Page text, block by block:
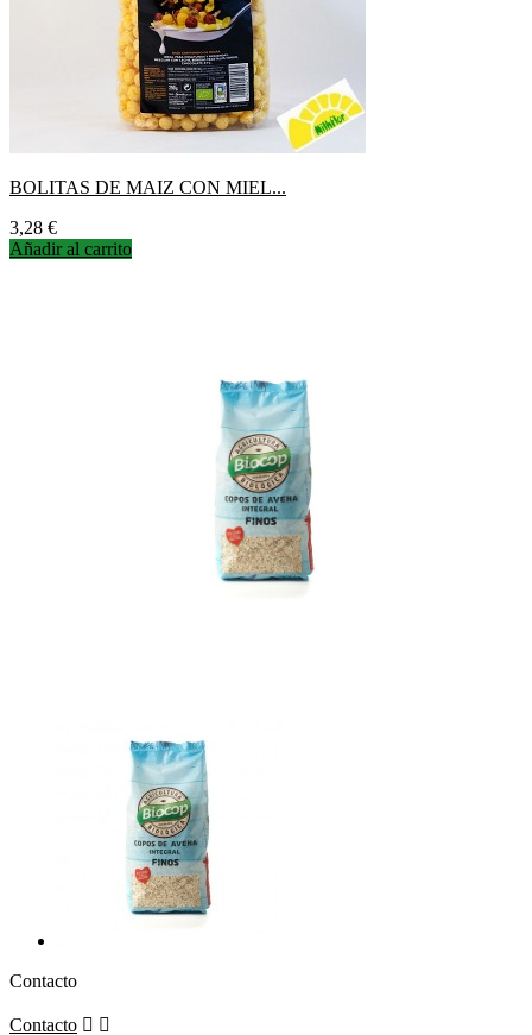
BOLITAS DE MAIZ CON MIEL...
Precio
3,28 €
Añadir al carrito
Contacto
Contacto  